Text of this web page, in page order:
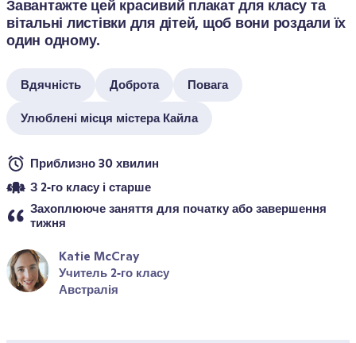
Завантажте цей красивий плакат для класу та
вітальні листівки для дітей, щоб вони роздали їх
один одному.
Вдячність Доброта Повага
Улюблені місця містера Кайла
Приблизно 30 хвилин
З 2‑го класу і старше
Захоплююче заняття для початку або завершення
тижня
Katie McCray
Учитель 2‑го класу
Австралія